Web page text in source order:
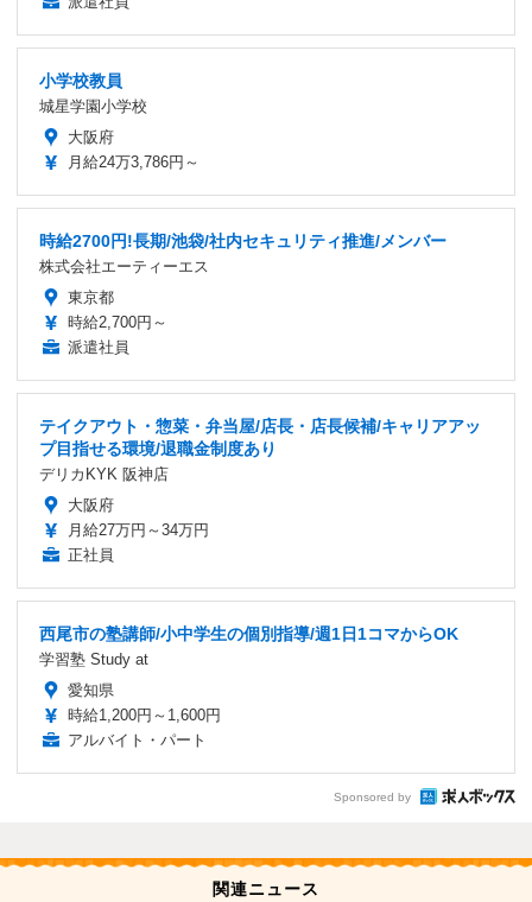
小学校教員
城星学園小学校
大阪府
月給24万3,786円～
時給2700円!長期/池袋/社内セキュリティ推進/メンバー
株式会社エーティーエス
東京都
時給2,700円～
派遣社員
テイクアウト・惣菜・弁当屋/店長・店長候補/キャリアアッ
プ目指せる環境/退職金制度あり
デリカKYK 阪神店
大阪府
月給27万円～34万円
正社員
西尾市の塾講師/小中学生の個別指導/週1日1コマからOK
学習塾 Study at
愛知県
時給1,200円～1,600円
アルバイト・パート
Sponsored by
関連ニュース